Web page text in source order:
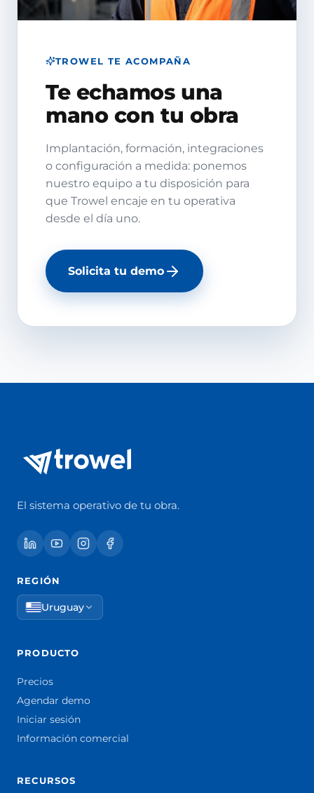
TROWEL TE ACOMPAÑA
Te echamos una
mano con tu obra
Implantación, formación, integraciones
o configuración a medida: ponemos
nuestro equipo a tu disposición para
que Trowel encaje en tu operativa
desde el día uno.
Solicita tu demo
El sistema operativo de tu obra.
REGIÓN
Uruguay
PRODUCTO
Precios
Agendar demo
Iniciar sesión
Información comercial
RECURSOS